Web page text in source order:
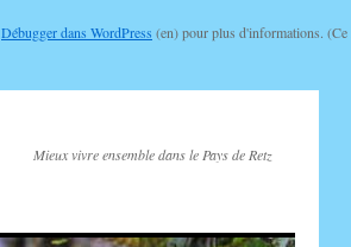
Débugger dans WordPress (en) pour plus d'informations. (Ce
Mieux vivre ensemble dans le Pays de Retz